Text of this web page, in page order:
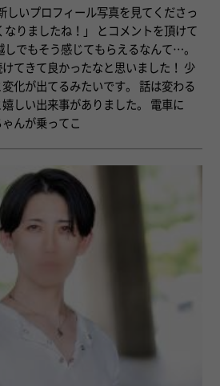
しいプロフィール写真を見てくださっ
なりましたね！」 とコメントを頂けて
しでもそう感じてもらえるなんて…。
てきて良かったなと思いました！ 少
変化が出てるみたいです。 話は変わる
しい出来事がありました。 電車に
んが乗ってこ